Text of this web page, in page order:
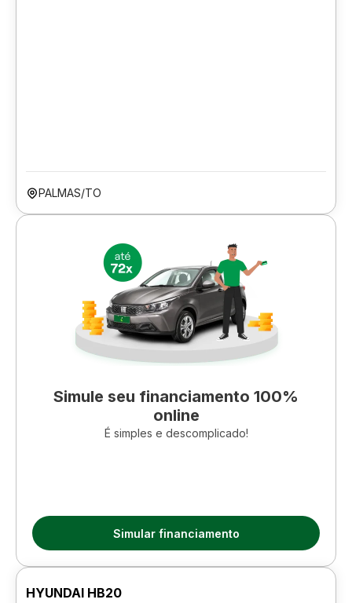
PALMAS/TO
Simule seu financiamento 100%
online
É simples e descomplicado!
Simular financiamento
HYUNDAI HB20